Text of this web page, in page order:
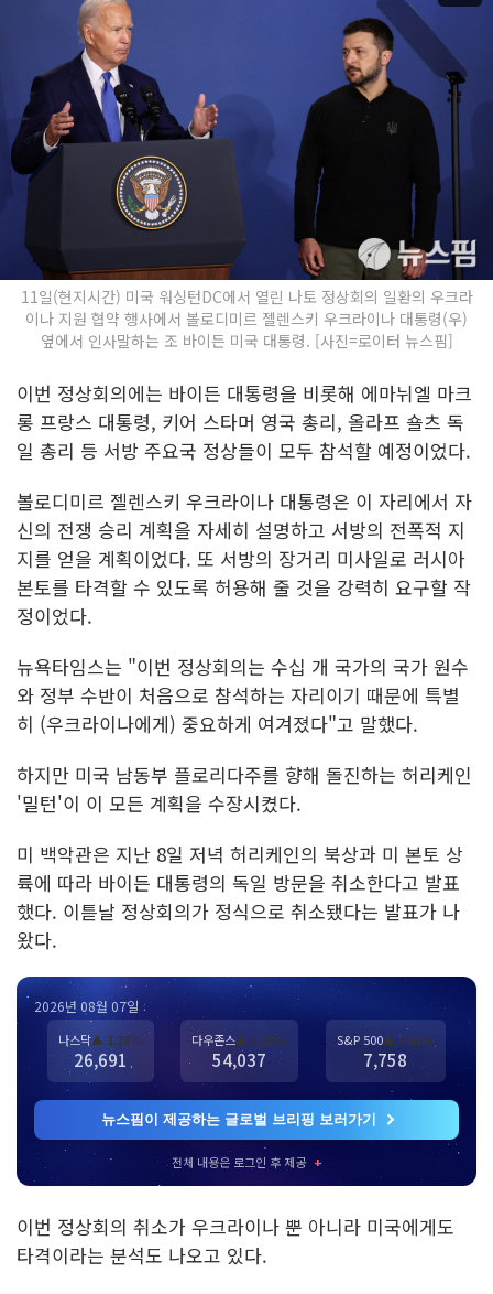
11일(현지시간) 미국 워싱턴DC에서 열린 나토 정상회의 일환의 우크라
이나 지원 협약 행사에서 볼로디미르 젤렌스키 우크라이나 대통령(우)
옆에서 인사말하는 조 바이든 미국 대통령. [사진=로이터 뉴스핌]
이번 정상회의에는 바이든 대통령을 비롯해 에마뉘엘 마크
롱 프랑스 대통령, 키어 스타머 영국 총리, 올라프 숄츠 독
일 총리 등 서방 주요국 정상들이 모두 참석할 예정이었다.
볼로디미르 젤렌스키 우크라이나 대통령은 이 자리에서 자
신의 전쟁 승리 계획을 자세히 설명하고 서방의 전폭적 지
지를 얻을 계획이었다. 또 서방의 장거리 미사일로 러시아
본토를 타격할 수 있도록 허용해 줄 것을 강력히 요구할 작
정이었다.
뉴욕타임스는 "이번 정상회의는 수십 개 국가의 국가 원수
와 정부 수반이 처음으로 참석하는 자리이기 때문에 특별
히 (우크라이나에게) 중요하게 여겨졌다"고 말했다.
하지만 미국 남동부 플로리다주를 향해 돌진하는 허리케인
'밀턴'이 이 모든 계획을 수장시켰다.
미 백악관은 지난 8일 저녁 허리케인의 북상과 미 본토 상
륙에 따라 바이든 대통령의 독일 방문을 취소한다고 발표
했다. 이튿날 정상회의가 정식으로 취소됐다는 발표가 나
왔다.
2026년 08월 07일
나스닥▲ 1.28%
26,691
다우존스▲ 0.28%
54,037
S&P 500▲ 0.61%
7,758
뉴스핌이 제공하는 글로벌 브리핑 보러가기
전체 내용은 로그인 후 제공 +
이번 정상회의 취소가 우크라이나 뿐 아니라 미국에게도
타격이라는 분석도 나오고 있다.